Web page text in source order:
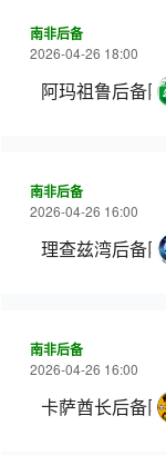
南非后备
2026-04-26 18:00
阿玛祖鲁后备队
南非后备
2026-04-26 16:00
理查兹湾后备队
南非后备
2026-04-26 16:00
卡萨酋长后备队